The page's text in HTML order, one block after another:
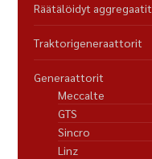
Räätälöidyt aggregaatit
Traktorigeneraattorit
Generaattorit
Meccalte
GTS
Sincro
Linz